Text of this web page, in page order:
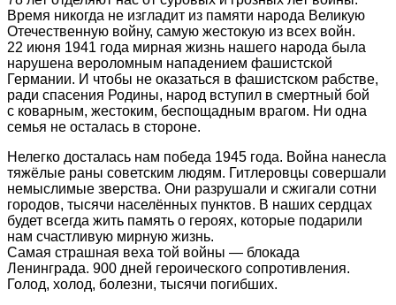
Время никогда не изгладит из памяти народа Великую
Отечественную войну, самую жестокую из всех войн.
22 июня 1941 года мирная жизнь нашего народа была
нарушена вероломным нападением фашистской
Германии. И чтобы не оказаться в фашистском рабстве,
ради спасения Родины, народ вступил в смертный бой
с коварным, жестоким, беспощадным врагом. Ни одна
семья не осталась в стороне.
Нелегко досталась нам победа 1945 года. Война нанесла
тяжёлые раны советским людям. Гитлеровцы совершали
немыслимые зверства. Они разрушали и сжигали сотни
городов, тысячи населённых пунктов. В наших сердцах
будет всегда жить память о героях, которые подарили
нам счастливую мирную жизнь.
Самая страшная веха той войны — блокада
Ленинграда. 900 дней героического сопротивления.
Голод, холод, болезни, тысячи погибших.